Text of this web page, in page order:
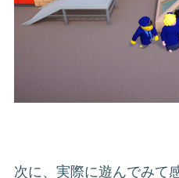
次に、実際に遊んでみて